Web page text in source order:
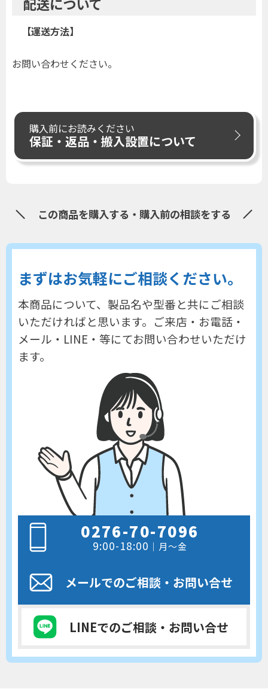
【運送方法】
お問い合わせください。
購入前にお読みください
保証・返品・搬入設置について
この商品を購入する・購入前の相談をする
まずはお気軽にご相談ください。
本商品について、製品名や型番と共にご相談
いただければと思います。 ご来店・お電話・
メール・LINE・等にてお問い合わせいただけ
ます。
0276-70-7096
9:00-18:00 ｜月～金
メールでのご相談 ・お問い合せ
LINEでのご相談 ・お問い合せ